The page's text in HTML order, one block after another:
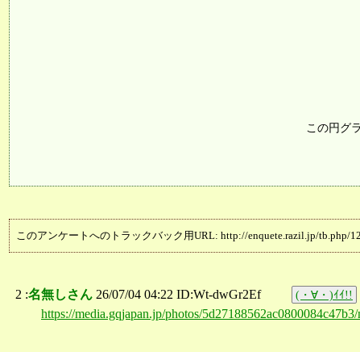
この円グ
このアンケートへのトラックバック用URL: http://enquete.razil.jp/tb.php/
2 :名無しさん 26/07/04 04:22 ID:Wt-dwGr2Ef (・∀・)ｲｲ!!
https://media.gqjapan.jp/photos/